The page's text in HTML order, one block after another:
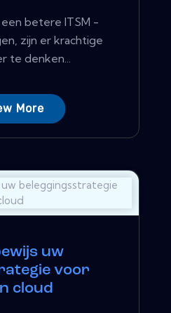
betere ITSM -
zijn er krachtige
te denken...
More
uw
voor
cloud